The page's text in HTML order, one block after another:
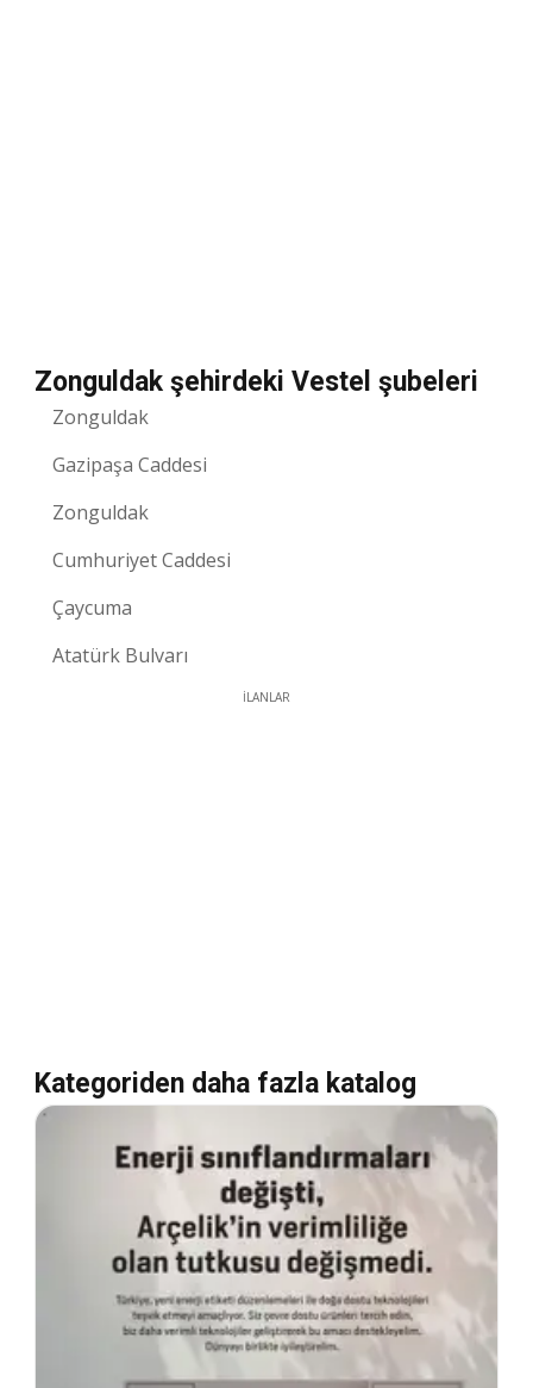
Zonguldak şehirdeki Vestel şubeleri
Zonguldak
Gazipaşa Caddesi
Zonguldak
Cumhuriyet Caddesi
Çaycuma
Atatürk Bulvarı
İLANLAR
Kategoriden daha fazla katalog